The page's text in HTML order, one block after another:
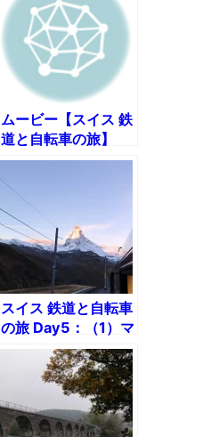
ムービー【スイス 鉄
道と自転車の旅】
DAY5:その2 フィス
スイス 鉄道と自転車
の旅 Day5：（1）マ
ッターホルンの頂を
3,000mから展望